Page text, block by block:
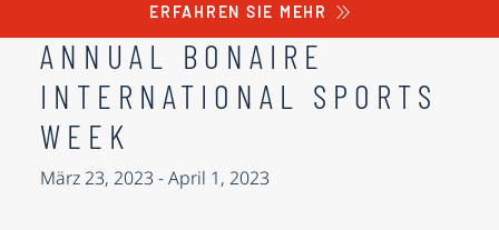
ERFAHREN SIE MEHR
ANNUAL BONAIRE
INTERNATIONAL SPORTS
WEEK
März 23, 2023 -April 1, 2023